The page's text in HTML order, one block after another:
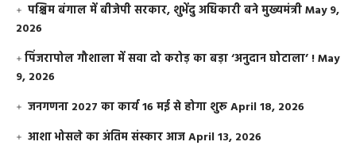
पश्चिम बंगाल में बीजेपी सरकार, शुभेंदु अधिकारी बने मुख्यमंत्रीMay 9,
2026
​पिंजरापोल गौशाला में सवा दो करोड़ का बड़ा ‘अनुदान घोटाला’ !May
9, 2026
जनगणना 2027 का कार्य 16 मई से होगा शुरूApril 18, 2026
आशा भोसले का अंतिम संस्कार आजApril 13, 2026